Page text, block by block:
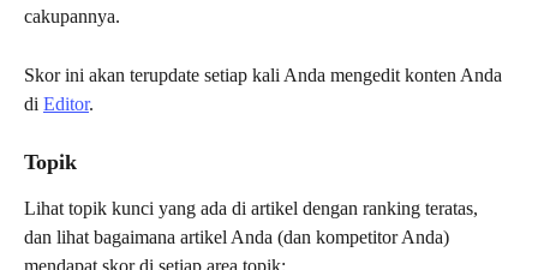
cakupannya.
Skor ini akan terupdate setiap kali Anda mengedit konten Anda
di Editor.
Topik
Lihat topik kunci yang ada di artikel dengan ranking teratas,
dan lihat bagaimana artikel Anda (dan kompetitor Anda)